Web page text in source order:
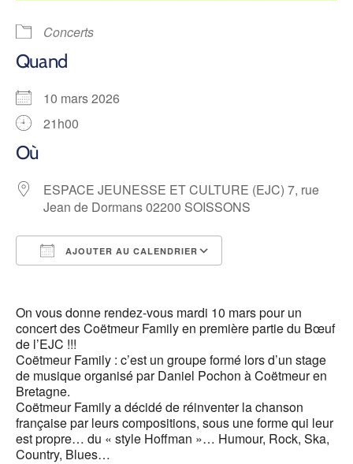
Concerts
Quand
10 mars 2026
21h00
Où
ESPACE JEUNESSE ET CULTURE (EJC) 7, rue
Jean de Dormans 02200 SOISSONS
AJOUTER AU CALENDRIER
On vous donne rendez-vous mardi 10 mars pour un
concert des Coëtmeur Family en première partie du Bœuf
de l’EJC !!!
Coëtmeur Family : c’est un groupe formé lors d’un stage
de musique organisé par Daniel Pochon à Coëtmeur en
Bretagne.
Coëtmeur Family a décidé de réinventer la chanson
française par leurs compositions, sous une forme qui leur
est propre… du « style Hoffman »… Humour, Rock, Ska,
Country, Blues…